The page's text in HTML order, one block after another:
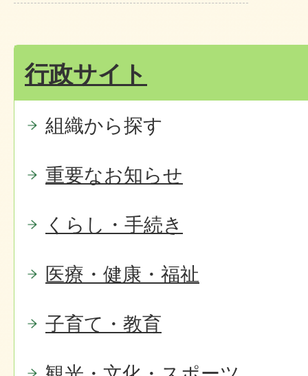
行政サイト
組織から探す
重要なお知らせ
くらし・手続き
医療・健康・福祉
子育て・教育